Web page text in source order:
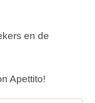
en de
Apettito!